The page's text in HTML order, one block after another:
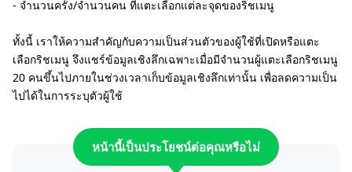
- จำนวนครั้ง/จำนวนคน ที่แตะเลือกแต่ละจุดของริชเมนู
ทั้งนี้ เราให้ความสำคัญกับความเป็นส่วนตัวของผู้ใช้ที่เปิดหรือแตะ
เลือกริชเมนู จึงแชร์ข้อมูลเชิงลึกเฉพาะเมื่อมีจำนวนผู้แตะเลือกริชเมนู
20 คนขึ้นไปภายในช่วงเวลาเก็บข้อมูลเชิงลึกเท่านั้น เพื่อลดความเป็น
ไปได้ในการระบุตัวผู้ใช้
หน้านี้เป็นประโยชน์ต่อคุณหรือไม่